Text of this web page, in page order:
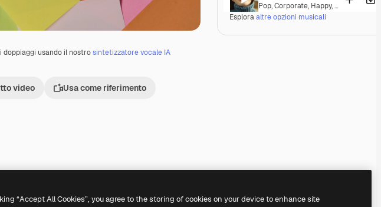
usando il nostrosintetizzatore vocale IA
video Usa come riferimento
Pop,Corporate, Happy,Laid Back,
Fine Day Anthem
Pop,Acoustic,Corporate ,Laid Back
Esploraaltre opzioni musicali
“Accept All Cookies”, you agree to the storing of cookies on your device to enhance site